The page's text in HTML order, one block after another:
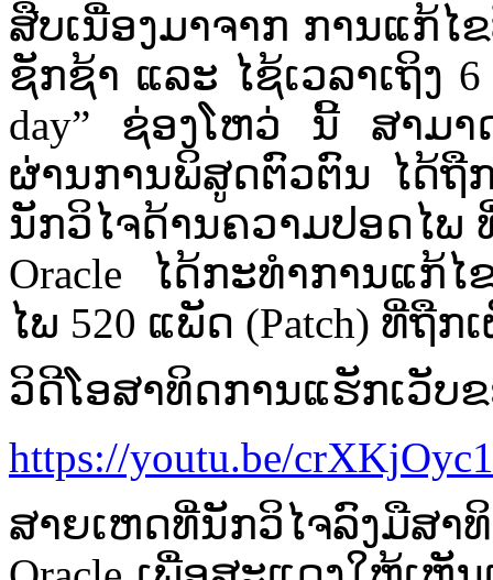
ສືບ​ເນື່ອງ​ມາ​ຈາກ ການແກ້
ຊັກຊ້າ ແລະ ໄຊ້ເວລາເຖິງ
day” ຊ່ອງ​ໂຫວ່​ ນີ້ ​ສາມາ
ຜ່ານ​ການ​ພິສູດ​ຕົວ​ຕົນ ໄດ້ຖືກ​
ນັກ​ວິໄ​ຈ​ດ້ານ​ຄວາມ​ປອດໄ​ພ
Oracle ໄດ້ກະທຳການແກ້​ໄ
ໄ​ພ 520 ແພັດ (Patch) ທີ່​ຖື
ວິ​ດີ​ໂອ​ສາ​ທິດ​ການ​ແຮັກ​ເວັບ​ຂ
https://youtu.be/
ສາຍເຫດ​ທີ່​ນັກ​ວິ​ໄຈລົງ​ມື​ສາ​